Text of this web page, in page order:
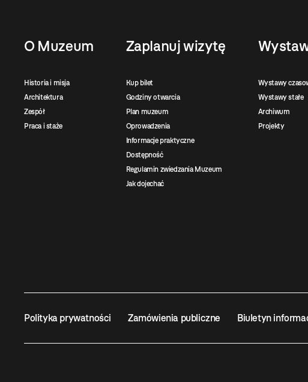
O Muzeum
Historia i misja
Architektura
Zespół
Praca i staże
Zaplanuj wizytę
Kup bilet
Godziny otwarcia
Plan muzeum
Oprowadzenia
Informacje praktyczne
Dostępność
Regulamin zwiedzania Muzeum
Jak dojechać
Wystawy
Wystawy stałe
Archiwum
Projekty
Polityka prywatności Zamówienia publiczne Biuletyn